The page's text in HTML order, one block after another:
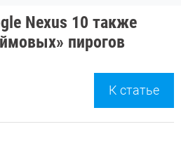
Nexus 10 также
пирогов
К статье